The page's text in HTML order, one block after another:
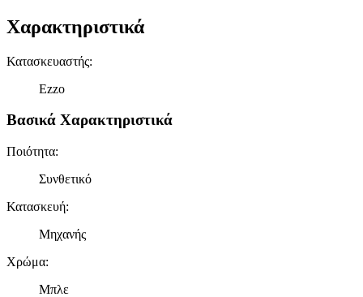
Χαρακτηριστικά
Κατασκευαστής:
Ezzo
Βασικά Χαρακτηριστικά
Ποιότητα:
Συνθετικό
Κατασκευή:
Μηχανής
Χρώμα:
Μπλε